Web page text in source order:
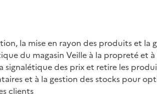
la mise en rayon des produits et la
du magasin Veille à la propreté et
des prix et retire les
et à la gestion des stocks pour
clients